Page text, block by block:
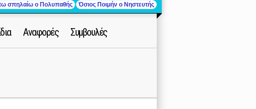
σπηλαίω ο Πολυπαθής
Όσιος Ποιμήν ο Νηστευτής
Αναφορές Συμβουλές